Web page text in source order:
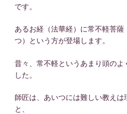
です。
あるお経（法華経）に常不軽菩薩
つ）という方が登場します。
昔々、常不軽というあまり頭のよ
した。
師匠は、あいつには難しい教えは
と、